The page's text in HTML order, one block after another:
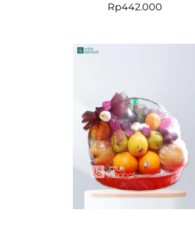
Rp442.000